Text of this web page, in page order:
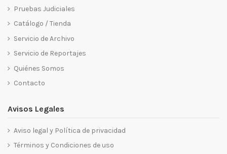
Pruebas Judiciales
Catálogo / Tienda
Servicio de Archivo
Servicio de Reportajes
Quiénes Somos
Contacto
Avisos Legales
Aviso legal y Política de privacidad
Términos y Condiciones de uso